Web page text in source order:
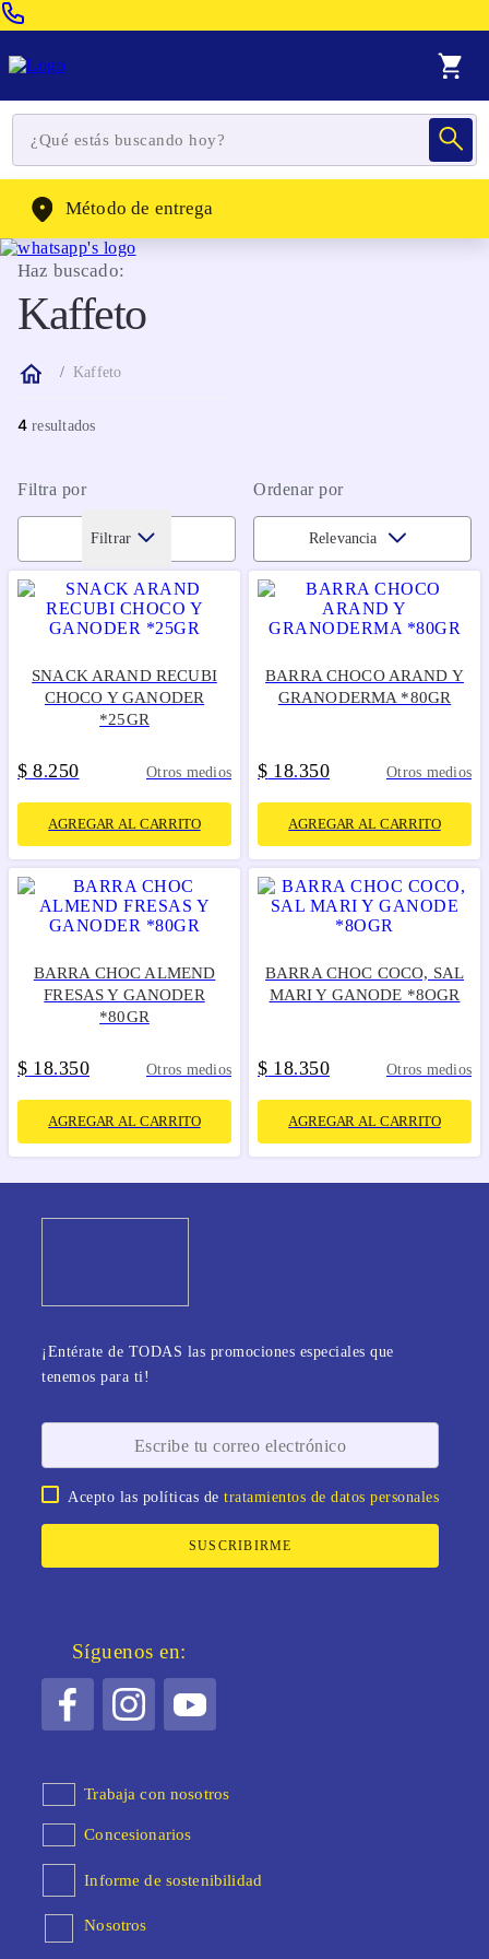
WhatsApp: (302) 262-4104
Método de entrega
Haz buscado:
Kaffeto
Kaffeto
4
Filtra por Ordenar por
Filtrar Relevancia
SNACK ARAND RECUBI
CHOCO Y GANODER
*25GR
$ 8.250 Otros medios
AGREGAR AL CARRITO
BARRA CHOCO ARAND Y
GRANODERMA *80GR
$ 18.350 Otros medios
AGREGAR AL CARRITO
BARRA CHOC ALMEND
FRESAS Y GANODER
*80GR
$ 18.350 Otros medios
AGREGAR AL CARRITO
BARRA CHOC COCO, SAL
MARI Y GANODE *8OGR
$ 18.350 Otros medios
AGREGAR AL CARRITO
¡Entérate de TODAS las promociones especiales que
tenemos para ti!
Acepto las políticas detratamientos de datos personales
SUSCRIBIRME
Síguenos en:
Trabaja con nosotros
Concesionarios
Informe de sostenibilidad
Nosotros